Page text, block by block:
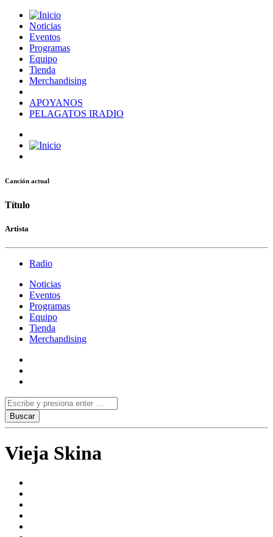
Noticias
Eventos
Programas
Equipo
Tienda
Merchandising
APOYANOS
PELAGATOS IRADIO
Canción actual
Título
Artista
Radio
Noticias
Eventos
Programas
Equipo
Tienda
Merchandising
Vieja Skina